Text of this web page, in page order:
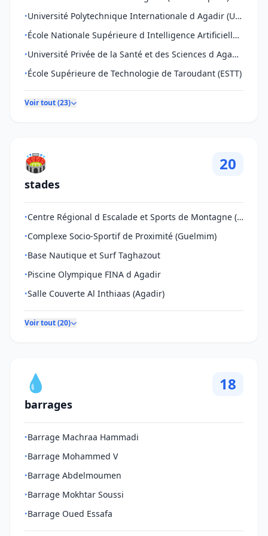
• Université Polytechnique Internationale d Agadir (Universiapolis)
• École Nationale Supérieure d Intelligence Artificielle et des Sciences des Données de Taroudant (ENS
• Université Privée de la Santé et des Sciences d Agadir (UPSSA)
•École Supérieure de Technologie de Taroudant (ESTT)
Voir tout (23)
🏟️
stades
20
• Centre Régional d Escalade et Sports de Montagne (Toubkal / Imlil)
•Complexe Socio-Sportif de Proximité (Guelmim)
•Base Nautique et Surf Taghazout
•Piscine Olympique FINA d Agadir
•Salle Couverte Al Inthiaas (Agadir)
Voir tout (20)
💧
barrages
18
•Barrage Machraa Hammadi
•Barrage Mohammed V
•Barrage Abdelmoumen
•Barrage Mokhtar Soussi
•Barrage Oued Essafa